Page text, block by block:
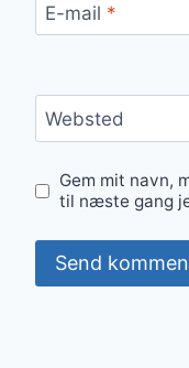
E-mail *
Websted
Gem mit navn,
til næste gang